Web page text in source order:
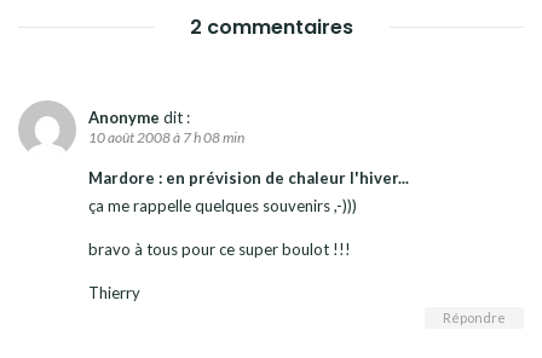
2 commentaires
Anonyme dit :
10 août 2008 à 7 h 08 min
Mardore : en prévision de chaleur l'hiver...
ça me rappelle quelques souvenirs ,-)))
bravo à tous pour ce super boulot !!!
Thierry
Répondre